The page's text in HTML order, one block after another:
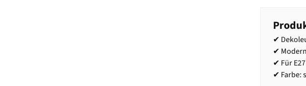
✔
✔
✔ Für
✔ Farbe: